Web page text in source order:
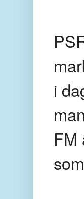
i
FM